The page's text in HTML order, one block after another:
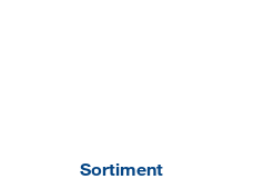
Sortiment